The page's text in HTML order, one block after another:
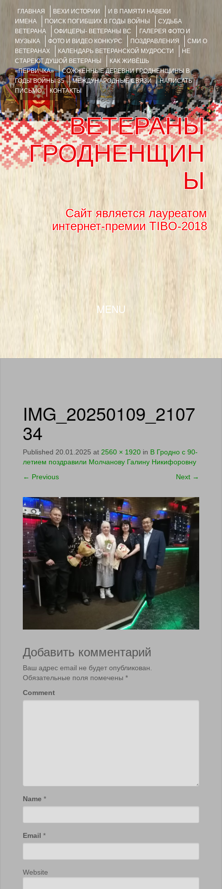
ГЛАВНАЯ ВЕХИ ИСТОРИИ
И В ПАМЯТИ НАВЕКИ
ИМЕНА
ПОИСК ПОГИБШИХ В ГОДЫ ВОЙНЫ
СУДЬБА
ВЕТЕРАНА
ОФИЦЕРЫ- ВЕТЕРАНЫ ВС
ГАЛЕРЕЯ ФОТО И
МУЗЫКА
ФОТО И ВИДЕО КОНКУРС ПОЗДРАВЛЕНИЯ
СМИ О
ВЕТЕРАНАХ
КАЛЕНДАРЬ ВЕТЕРАНСКОЙ МУДРОСТИ
НЕ
СТАРЕЮТ ДУШОЙ ВЕТЕРАНЫ
КАК ЖИВЁШЬ
«ПЕРВИЧКА»
СОЖЖЁННЫЕ ДЕРЕВНИ ГРОДНЕНЩИНЫ В
ГОДЫ ВОЙНЫ 35
МЕЖДУНАРОДНЫЕ СВЯЗИ
НАПИСАТЬ
ПИСЬМО
КОНТАКТЫ
ВЕТЕРАНЫ
ГРОДНЕНЩИН
Ы
Сайт является лауреатом
интернет-премии TIBO-2018
MENU
IMG_20250109_2107
34
Published 20.01.2025 at 2560 × 1920 in В Гродно с 90-
летием поздравили Молчанову Галину Никифоровну
← Previous Next →
Добавить комментарий
Ваш адрес email не будет опубликован.
Обязательные поля помечены *
Comment
Name *
Email *
Website